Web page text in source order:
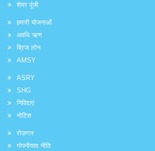
शेयर पूंजी
हमारी योजनाओं
अवधि ऋण
ब्रिज लोन
AMSY
ASRY
SHG
निविदाएं
नोटिस
रोज़गार
गोपनीयता नीति